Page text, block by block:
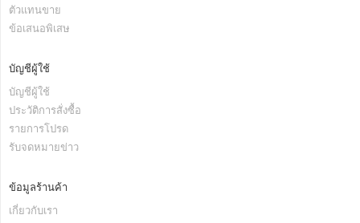
ตัวแทนขาย
ข้อเสนอพิเสษ
บัญชีผู้ใช้
บัญชีผู้ใช้
ประวัติการสั่งซื้อ
รายการโปรด
รับจดหมายข่าว
ข้อมูลร้านค้า
เกี่ยวกับเรา